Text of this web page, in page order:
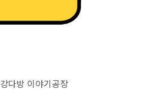
강다방 이야기공장